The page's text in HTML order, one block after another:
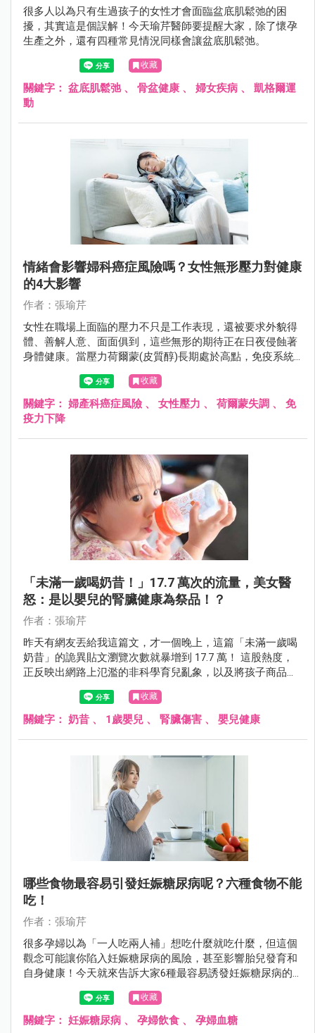
很多人以為只有生過孩子的女性才會面臨盆底肌鬆弛的困
擾，其實這是個誤解！今天瑜芹醫師要提醒大家，除了懷孕
生產之外，還有四種常見情況同樣會讓盆底肌鬆弛。
收藏
關鍵字： 盆底肌鬆弛、 骨盆健康 、 婦女疾病 、 凱格爾運
動
情緒會影響婦科癌症風險嗎？女性無形壓力對健康
的4大影響
作者：張瑜芹
女性在職場上面臨的壓力不只是工作表現，還被要求外貌得
體、善解人意、面面俱到，這些無形的期待正在日夜侵蝕著
身體健康。當壓力荷爾蒙(皮質醇)長期處於高點，免疫系統
受到抑制，就會造成細胞修復功能下降、荷爾蒙失調。
收藏
關鍵字： 婦產科癌症風險 、 女性壓力 、 荷爾蒙失調 、 免
疫力下降
「未滿一歲喝奶昔！」17.7 萬次的流量，美女醫
怒：是以嬰兒的腎臟健康為祭品！？
作者：張瑜芹
昨天有網友丟給我這篇文，才一個晚上，這篇「未滿一歲喝
奶昔」的詭異貼文瀏覽次數就暴增到 17.7 萬！ 這股熱度，
正反映出網路上氾濫的非科學育兒亂象，以及將孩子商品化
的可悲趨勢。
收藏
關鍵字： 奶昔 、 1歲嬰兒 、 腎臟傷害 、 嬰兒健康
哪些食物最容易引發妊娠糖尿病呢？六種食物不能
吃！
作者：張瑜芹
很多孕婦以為「一人吃兩人補」想吃什麼就吃什麼，但這個
觀念可能讓你陷入妊娠糖尿病的風險，甚至影響胎兒發育和
自身健康！今天就來告訴大家6種最容易誘發妊娠糖尿病的
食物，幫助準媽媽們建立完整的孕期飲食安全意識！
收藏
關鍵字： 妊娠糖尿病 、 孕婦飲食 、 孕婦血糖